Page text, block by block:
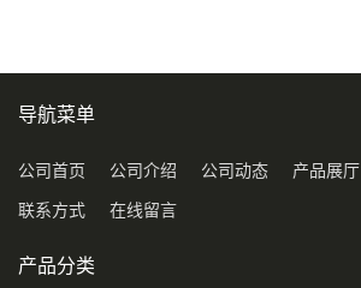
导航菜单
公司首页 公司介绍 公司动态 产品展厅
联系方式 在线留言
产品分类